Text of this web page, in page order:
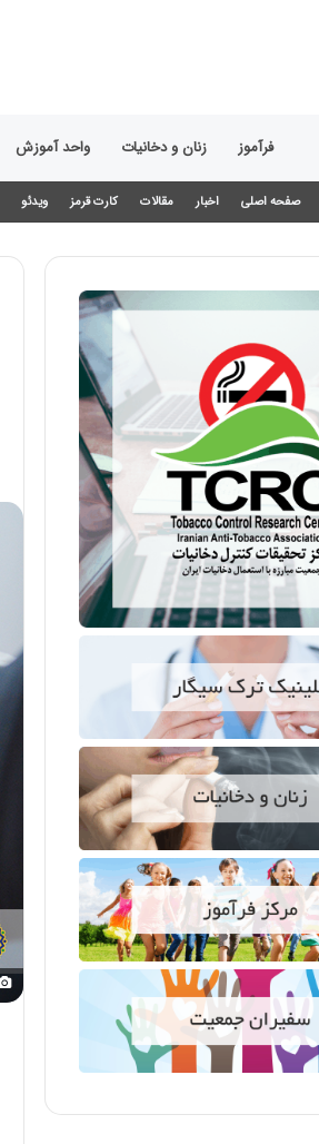
فرآموز زنان و دخانیات واحد آموزش
صفحه اصلی اخبار مقالات کارت قرمز ویدئو